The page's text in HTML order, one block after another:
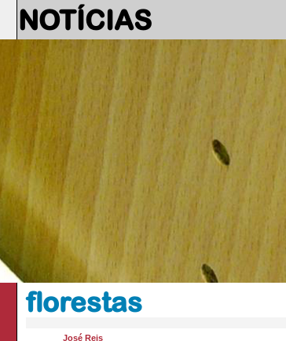
NOTÍCIAS
florestas
José Reis